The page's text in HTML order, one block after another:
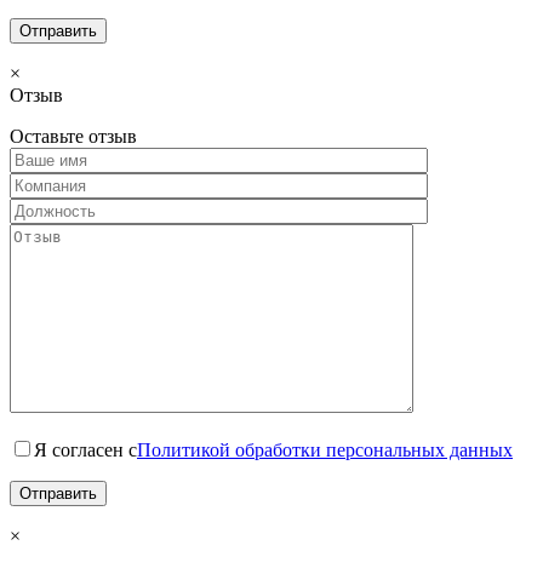
×
Отзыв
Оставьте отзыв
Я согласен сПолитикой обработки персональных данных
×